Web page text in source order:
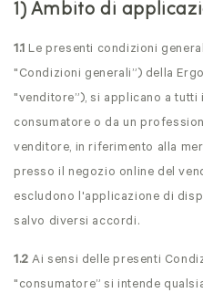
1) Ambito di
1.1 Le presenti condizioni
"Condizioni generali”) della
"venditore”), si applicano a
consumatore o da un
venditore, in riferimento alla
presso il negozio online del
escludono l'applicazione di
salvo diversi accordi.
1.2 Ai sensi delle presenti
"consumatore” si intende